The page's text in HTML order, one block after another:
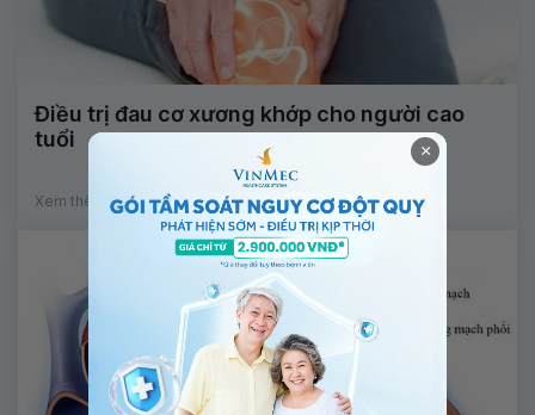
Điều trị đau cơ xương khớp cho người cao
tuổi
Xem thêm
×